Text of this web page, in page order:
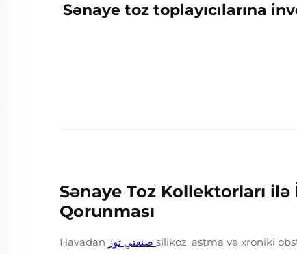
Sənaye toz toplayıcılarına
Sənaye Toz Kollektorları
Qorunması
Havadan
silikoz, astma və xroniki